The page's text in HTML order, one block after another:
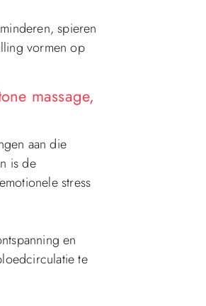
spieren
vormen op
massage,
aan die
is de
stress
en
te